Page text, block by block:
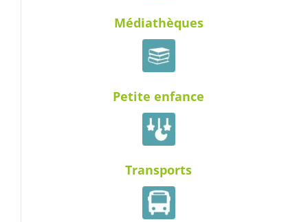
Médiathèques
Petite enfance
Transports